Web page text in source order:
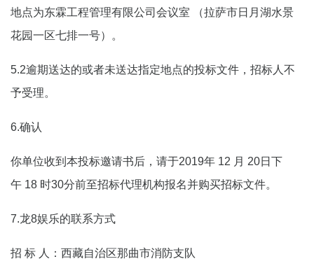
地点为东霖工程管理有限公司会议室 （拉萨市日月湖水景
花园一区七排一号）。
5.2逾期送达的或者未送达指定地点的投标文件，招标人不
予受理。
6.确认
你单位收到本投标邀请书后，请于2019年 12 月 20日下
午 18 时30分前至招标代理机构报名并购买招标文件。
7.龙8娱乐的联系方式
招 标 人：西藏自治区那曲市消防支队